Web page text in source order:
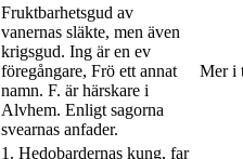
Fruktbarhetsgud av
vanernas släkte, men även
krigsgud. Ing är en ev
föregångare, Frö ett annat
namn. F. är härskare i
Alvhem. Enligt sagorna
svearnas anfader.
Mer i
1. Hedobardernas kung, far